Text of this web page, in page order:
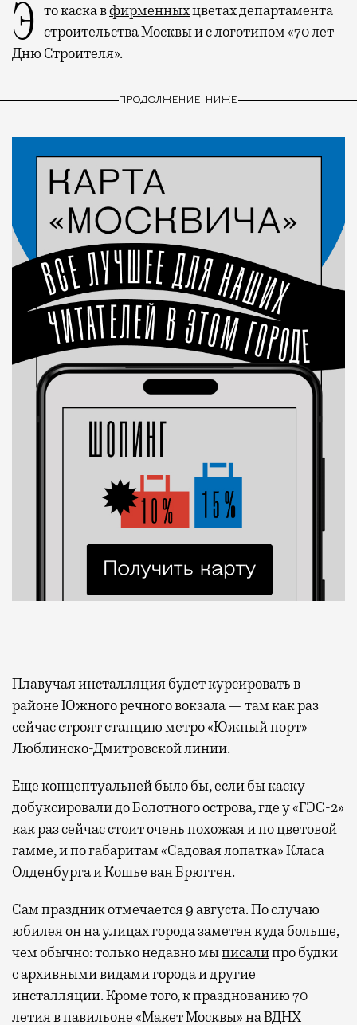
Это каска вфирменныхцветах департамента
строительства Москвы и с логотипом «70 лет
Дню Строителя».
ПРОДОЛЖЕНИЕ НИЖЕ
Плавучая инсталляция будет курсировать в
районе Южного речного вокзала — там как раз
сейчас строят станцию метро «Южный порт»
Люблинско-Дмитровской линии.
Еще концептуальней было бы, если бы каску
добуксировали до Болотного острова, где у «ГЭС-2»
как раз сейчас стоиточень похожаяи по цветовой
гамме, и по габаритам «Садовая лопатка» Класа
Олденбурга и Кошье ван Брюгген.
Сам праздник отмечается 9 августа. По случаю
юбилея он на улицах города заметен куда больше,
чем обычно: только недавно мыписалипро будки
с архивными видами города и другие
инсталляции. Кроме того, к празднованию 70-
летия в павильоне «Макет Москвы» на ВДНХ